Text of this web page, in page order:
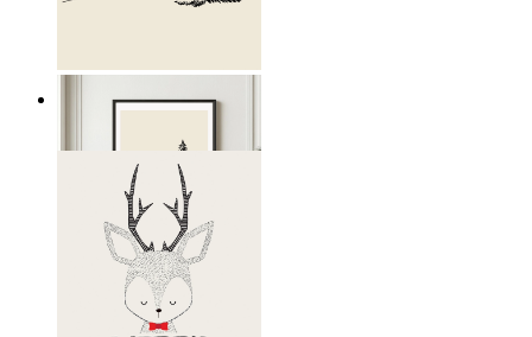
Nordisk fristad